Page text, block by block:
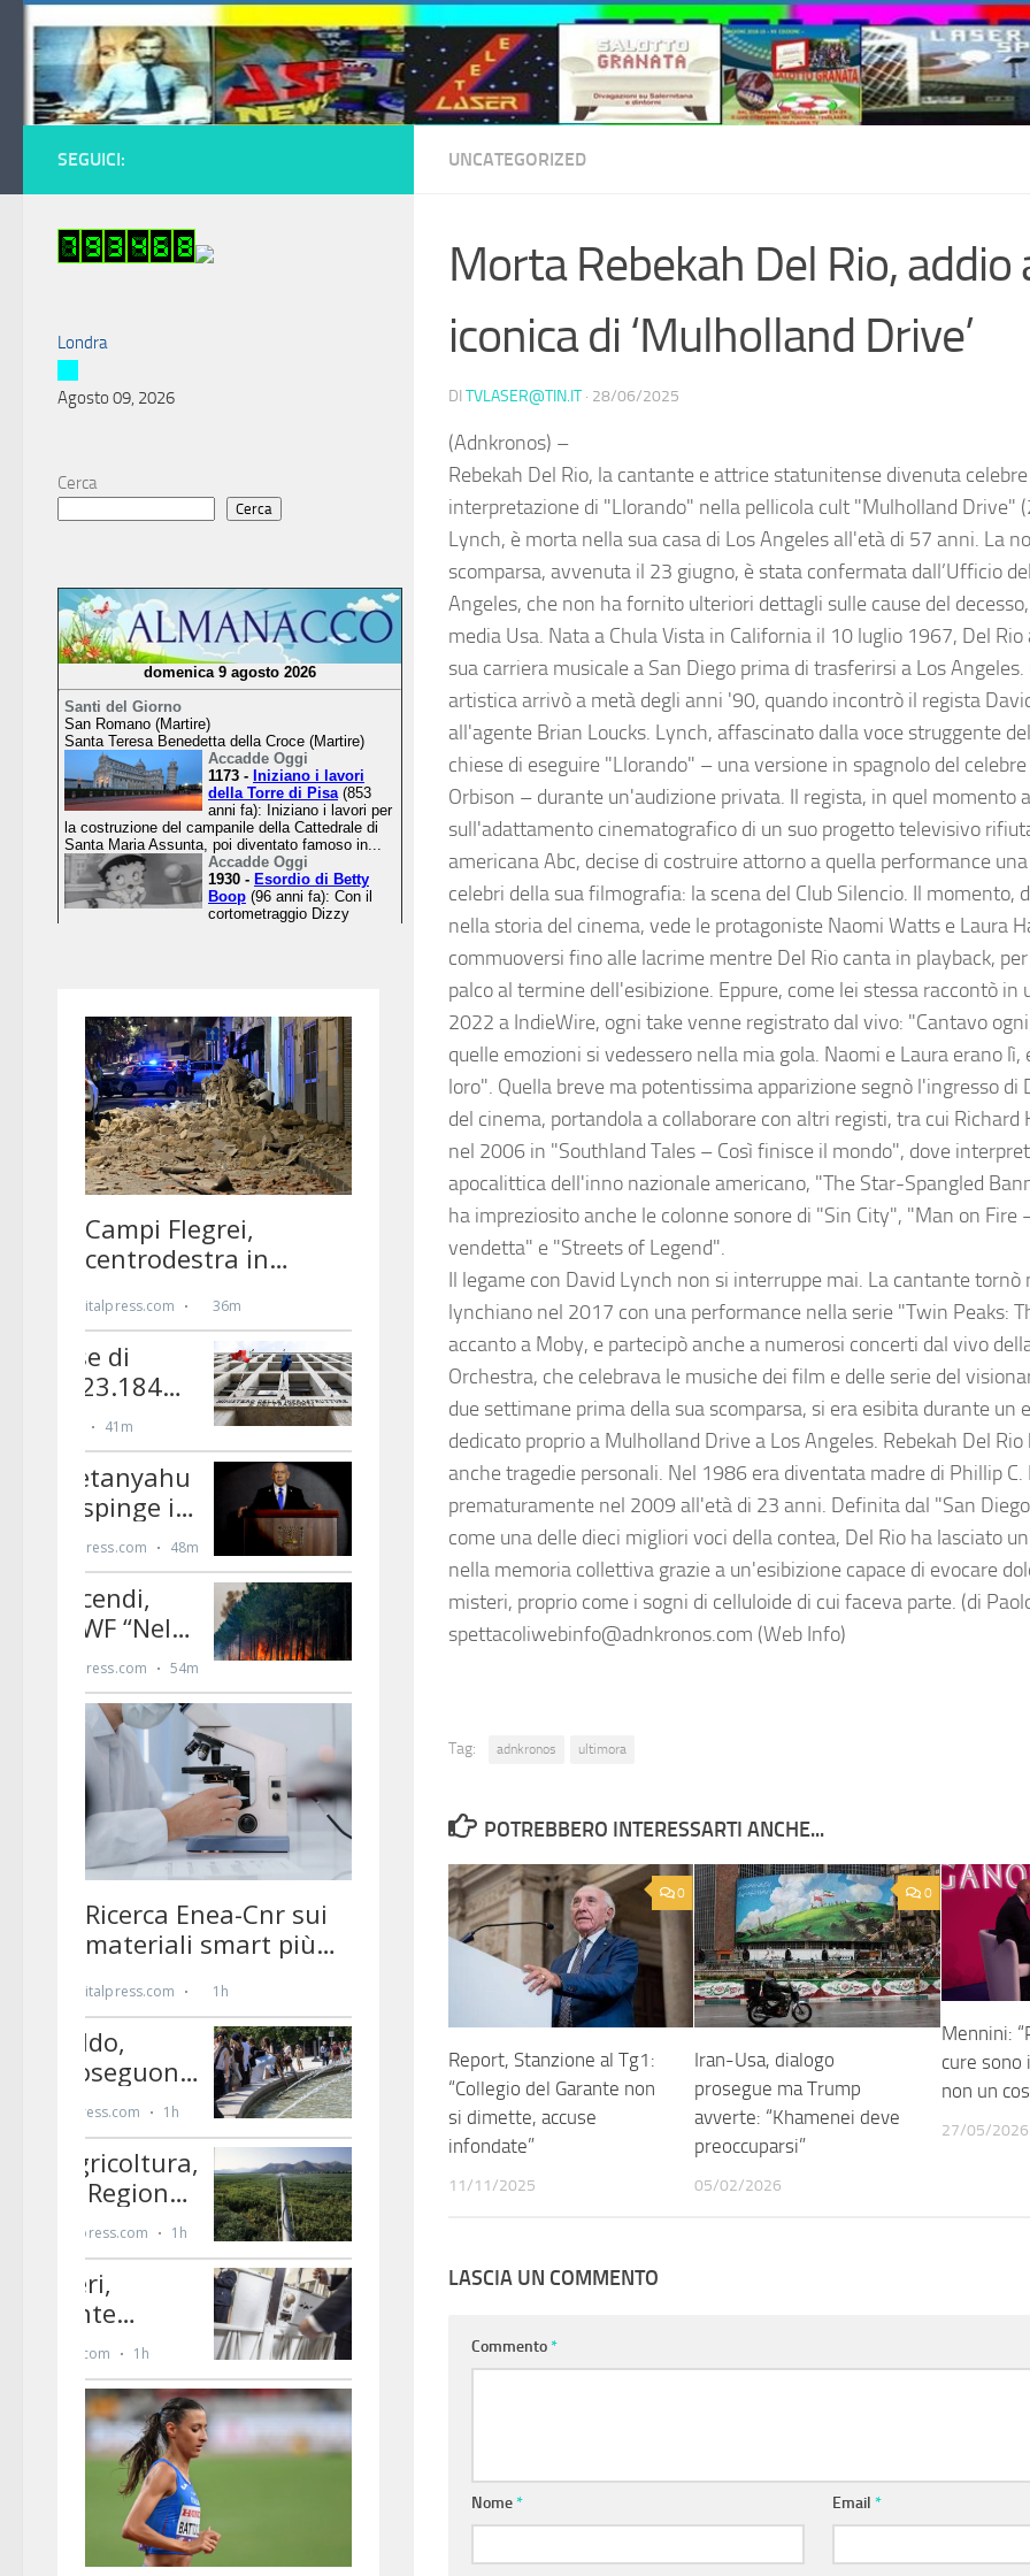
Salta al contenuto
UNCATEGORIZED
Morta Rebekah Del Rio, addio
iconica di ‘Mulholland Drive’
DI TVLASER@TIN.IT · 28/06/2025
(Adnkronos) –
Rebekah Del Rio, la cantante e attrice statunitense divenuta
interpretazione di "Llorando" nella pellicola cult "Mulholland Drive"
Lynch, è morta nella sua casa di Los Angeles all'età di 57 anni. La
scomparsa, avvenuta il 23 giugno, è stata confermata dall’Ufficio
Angeles, che non ha fornito ulteriori dettagli sulle cause del
media Usa. Nata a Chula Vista in California il 10 luglio 1967, Del
sua carriera musicale a San Diego prima di trasferirsi a Los
artistica arrivò a metà degli anni '90, quando incontrò il regista
all'agente Brian Loucks. Lynch, affascinato dalla voce struggente
chiese di eseguire "Llorando" – una versione in spagnolo del
Orbison – durante un'audizione privata. Il regista, in quel momento
sull'adattamento cinematografico di un suo progetto televisivo
americana Abc, decise di costruire attorno a quella performance
celebri della sua filmografia: la scena del Club Silencio. Il momento,
nella storia del cinema, vede le protagoniste Naomi Watts e Laura
commuoversi fino alle lacrime mentre Del Rio canta in playback,
palco al termine dell'esibizione. Eppure, come lei stessa raccontò in
2022 a IndieWire, ogni take venne registrato dal vivo: "Cantavo
quelle emozioni si vedessero nella mia gola. Naomi e Laura erano lì,
loro". Quella breve ma potentissima apparizione segnò l'ingresso di
del cinema, portandola a collaborare con altri registi, tra cui Richard
nel 2006 in "Southland Tales – Così finisce il mondo", dove
apocalittica dell'inno nazionale americano, "The Star-Spangled
ha impreziosito anche le colonne sonore di "Sin City", "Man on Fire
vendetta" e "Streets of Legend".
Il legame con David Lynch non si interruppe mai. La cantante tornò
lynchiano nel 2017 con una performance nella serie "Twin Peaks:
accanto a Moby, e partecipò anche a numerosi concerti dal vivo
Orchestra, che celebrava le musiche dei film e delle serie del
due settimane prima della sua scomparsa, si era esibita durante un
dedicato proprio a Mulholland Drive a Los Angeles. Rebekah Del
anche tragedie personali. Nel 1986 era diventata madre di Phillip
prematuramente nel 2009 all'età di 23 anni. Definita dal "San
come una delle dieci migliori voci della contea, Del Rio ha lasciato
nella memoria collettiva grazie a un'esibizione capace di evocare
misteri, proprio come i sogni di celluloide di cui faceva parte. (di
spettacoliwebinfo@adnkronos.com (Web Info)
Tag: adnkronos ultimora
POTREBBERO INTERESSARTI ANCHE...
0
Report, Stanzione al Tg1:
“Collegio del Garante non
si dimette, accuse
infondate”
11/11/2025
0
Iran-Usa, dialogo
prosegue ma Trump
avverte: “Khamenei deve
preoccuparsi”
05/02/2026
Mennini:
cure
non un
27/05/2026
LASCIA UN COMMENTO
Commento*
Nome* Email*
SEGUICI:
Londra
Agosto 09, 2026
Cerca
Cerca